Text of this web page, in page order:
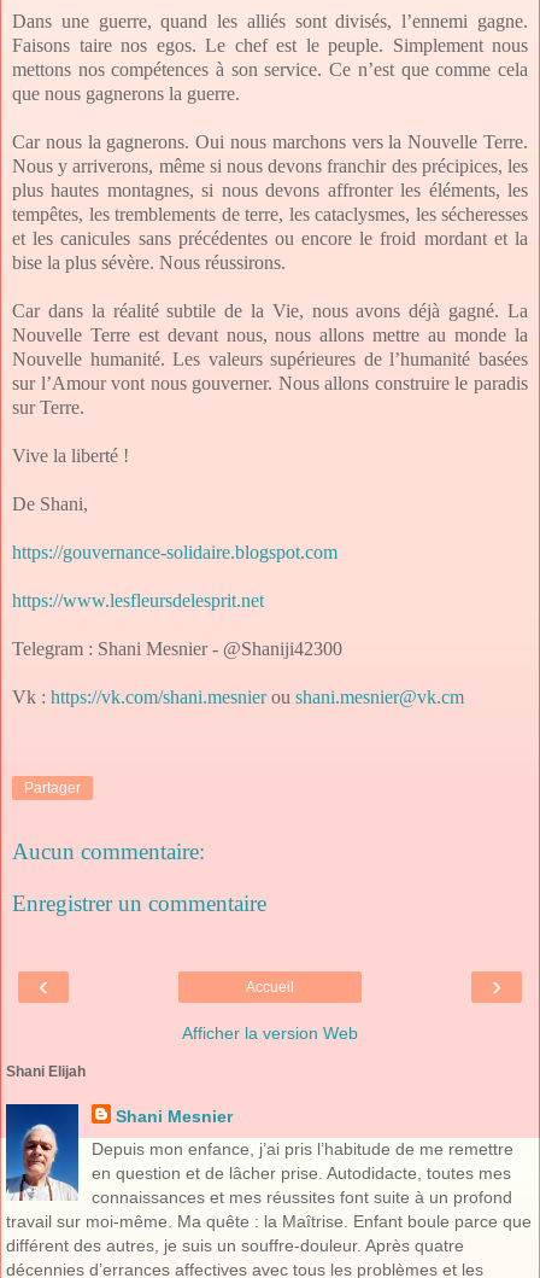
Dans une guerre, quand les alliés sont divisés, l’ennemi gagne.
Faisons taire nos egos. Le chef est le peuple. Simplement nous
mettons nos compétences à son service. Ce n’est que comme cela
que nous gagnerons la guerre.
Car nous la gagnerons. Oui nous marchons vers la Nouvelle Terre.
Nous y arriverons, même si nous devons franchir des précipices, les
plus hautes montagnes, si nous devons affronter les éléments, les
tempêtes, les tremblements de terre, les cataclysmes, les sécheresses
et les canicules sans précédentes ou encore le froid mordant et la
bise la plus sévère. Nous réussirons.
Car dans la réalité subtile de la Vie, nous avons déjà gagné. La
Nouvelle Terre est devant nous, nous allons mettre au monde la
Nouvelle humanité. Les valeurs supérieures de l’humanité basées
sur l’Amour vont nous gouverner. Nous allons construire le paradis
sur Terre.
Vive la liberté !
De Shani,
https://gouvernance-solidaire.blogspot.com
https://www.lesfleursdelesprit.net
Telegram : Shani Mesnier - @Shaniji42300
Vk : https://vk.com/shani.mesnierou shani.mesnier@vk.cm
Partager
Aucun commentaire:
Enregistrer un commentaire
‹ ›
Accueil
Afficher la version Web
Shani Elijah
Shani Mesnier
Depuis mon enfance, j’ai pris l’habitude de me remettre
en question et de lâcher prise. Autodidacte, toutes mes
connaissances et mes réussites font suite à un profond
travail sur moi-même. Ma quête : la Maîtrise. Enfant boule parce que
différent des autres, je suis un souffre-douleur. Après quatre
décennies d’errances affectives avec tous les problèmes et les